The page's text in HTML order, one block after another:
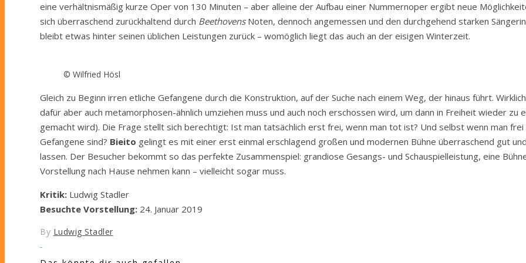
eine verhältnismäßig kurze Oper von 130 Minuten – aber alleine der Aufbau einer Nummernoper ergibt neue
sich überraschend zurückhaltend durch BeethovensNoten, dennoch angemessen und den durchgehend starken
bleibt etwas hinter seinen üblichen Leistungen zurück – womöglich liegt das auch an der eisigen Winterzeit.
© Wilfried Hösl
Gleich zu Beginn irren etliche Gefangene durch die Konstruktion, auf der Suche nach einem Weg, der hinaus führt.
dafür aber auch metamorphosen-ähnlich umziehen muss und auch noch erschossen wird, um dann in Freiheit wieder zu
gemacht wird). Die Frage stellt sich berechtigt: Ist man tatsächlich erst frei, wenn man tot ist? Und selbst wenn man
Gefangene sind? Bieito gelingt es mit einer erst einmal erschlagend großen und modernen Bühne überraschend gut
lassen. Der Besucher bekommt so das perfekte Zusammenspiel: grandiose Gesangs- und Schauspielleistung, eine
Vorstellung nach Hause nehmen kann – vielleicht sogar muss.
Kritik: Ludwig Stadler
Besuchte Vorstellung: 24. Januar 2019
By Ludwig Stadler